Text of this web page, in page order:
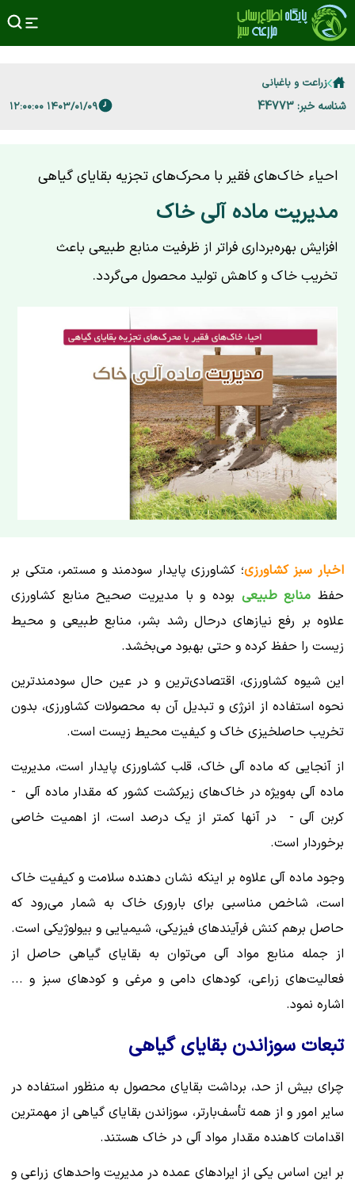
زراعت و باغبانی
شناسه خبر: 44773 ۱۴۰۳/۰۱/۰۹ ۱۲:۰۰:۰۰
احیاء خاک‌های فقیر با محرک‌های تجزیه بقایای گیاهی
مدیریت ماده آلی خاک
افزایش بهره‌برداری فراتر از ظرفیت منابع طبیعی باعث
تخریب خاک و کاهش تولید محصول می‌گردد.
اخبار سبز کشاورزی؛ کشاورزی پایدار سودمند و مستمر، متکی بر
حفظمنابع طبیعی بوده و با مدیریت صحیح منابع کشاورزی
علاوه بر رفع نیازهای درحال رشد بشر، منابع طبیعی و محیط
زیست را حفظ کرده و حتی بهبود می‌بخشد.
این شیوه کشاورزی، اقتصادی‌ترین و در عین حال سودمندترین
نحوه استفاده از انرژی و تبدیل آن به محصولات کشاورزی، بدون
تخریب حاصلخیزی خاک و کیفیت محیط زیست است.
از آنجایی که ماده آلی خاک، قلب کشاورزی پایدار است، مدیریت
ماده آلی به‌ویژه در خاک‌های زیرکشت کشور که مقدار ماده آلی -
کربن آلی - در آنها کمتر از یک درصد است، از اهمیت خاصی
برخوردار است.
وجود ماده آلی علاوه بر اینکه نشان دهنده سلامت و کیفیت خاک
است، شاخص مناسبی برای باروری خاک به شمار می‌رود که
حاصل برهم کنش فرآیندهای فیزیکی، شیمیایی و بیولوژیکی است.
از جمله منابع مواد آلی می‌توان به بقایای گیاهی حاصل از
فعالیت‌های زراعی، کودهای دامی و مرغی و کودهای سبز و ...
اشاره نمود.
تبعات سوزاندن بقایای گیاهی
چرای بیش از حد، برداشت بقایای محصول به منظور استفاده در
سایر امور و از همه تأسف‌بارتر، سوزاندن بقایای گیاهی از مهم‎ترین
اقدامات کاهنده مقدار مواد آلی در خاک هستند.
بر این اساس یکی از ایرادهای عمده در مدیریت واحدهای زراعی و